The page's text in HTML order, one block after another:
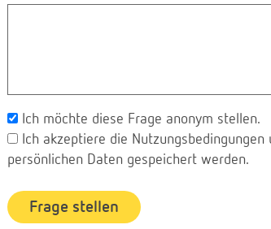
Ich möchte diese Frage anonym stellen.
Ich akzeptiere die Nutzungsbedingungen
persönlichen Daten gespeichert werden.